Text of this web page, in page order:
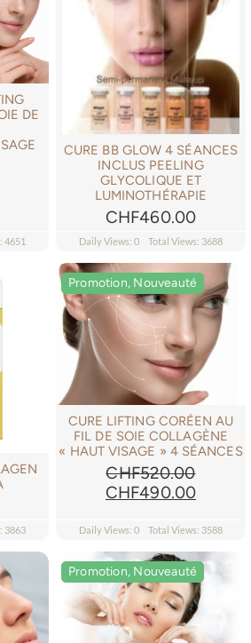
DE
4651
CURE BB GLOW 4 SÉANCES
INCLUS PEELING
GLYCOLIQUE ET
LUMINOTHÉRAPIE
CHF460.00
Daily Views: 0 Total Views: 3688
3863
Promotion, Nouveauté
Promotion, Nouveauté
CURE LIFTING CORÉEN AU
FIL DE SOIE COLLAGÈNE
« HAUT VISAGE » 4 SÉANCES
CHF520.00
Le
initial
était :
CHF520.00.
CHF490.00Le
actuel
est :
Daily Views: 0 Total Views: 3588
Promotion, Nouveauté
Promotion, Nouveauté